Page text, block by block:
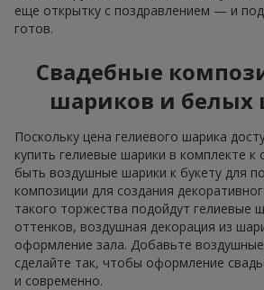
еще открытку с поздравлением — и
готов.
Свадебные
шариков и белых
Поскольку цена гелиевого шарика
купить гелиевые шарики в комплекте к
быть воздушные шарики к букету для
композиции для создания
такого торжества подойдут гелиевые
оттенков, воздушная декорация из
оформление зала. Добавьте
сделайте так, чтобы оформление
и современно.